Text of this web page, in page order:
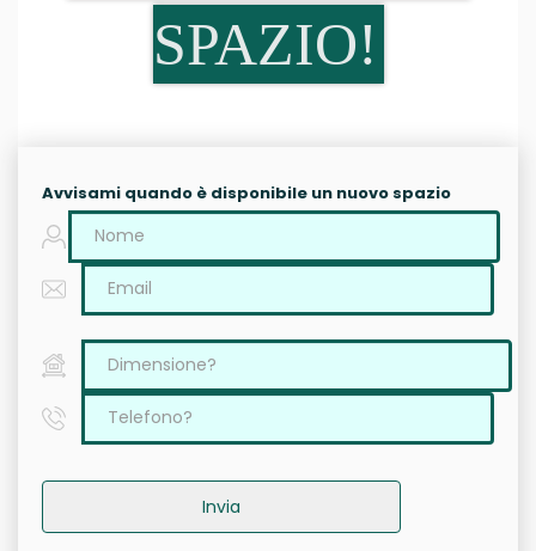
SPAZIO!
Avvisami quando è disponibile un nuovo spazio
Invia